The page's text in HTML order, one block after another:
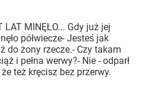
LAT MINĘŁO... Gdy już jej
półwiecze- Jesteś jak
do żony rzecze.- Czy takam
i pełna werwy?- Nie - odparł
też kręcisz bez przerwy.